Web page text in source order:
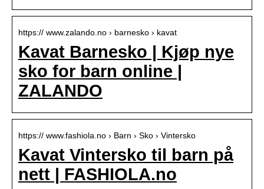
https:// www.zalando.no › barnesko › kavat
Kavat Barnesko | Kjøp nye
sko for barn online |
ZALANDO
https:// www.fashiola.no › Barn › Sko › Vintersko
Kavat Vintersko til barn på
nett | FASHIOLA.no